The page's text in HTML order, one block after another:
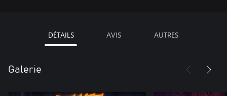
DÉTAILS AVIS AUTRES
Galerie